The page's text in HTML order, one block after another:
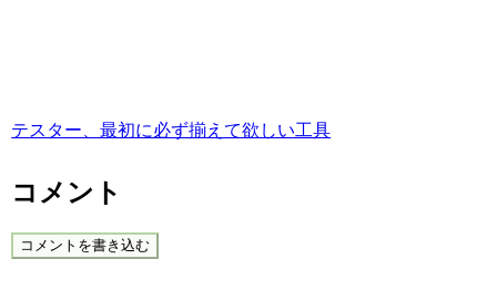
テスター、最初に必ず揃えて欲しい工具
コメント
コメントを書き込む